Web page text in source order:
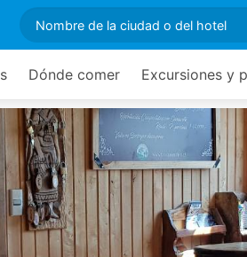
Dónde comer Excursiones y